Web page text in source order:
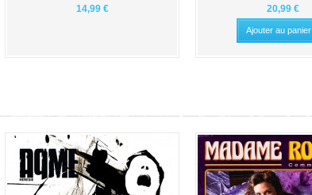
14,99 €
20,99 €
Ajouter au panier